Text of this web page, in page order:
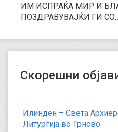
ИМ ИСПРАЌА МИР И
ПОЗДРАВУВАЈЌИ ГИ
Скорешни
Илинден – Света
Литургија во Трново